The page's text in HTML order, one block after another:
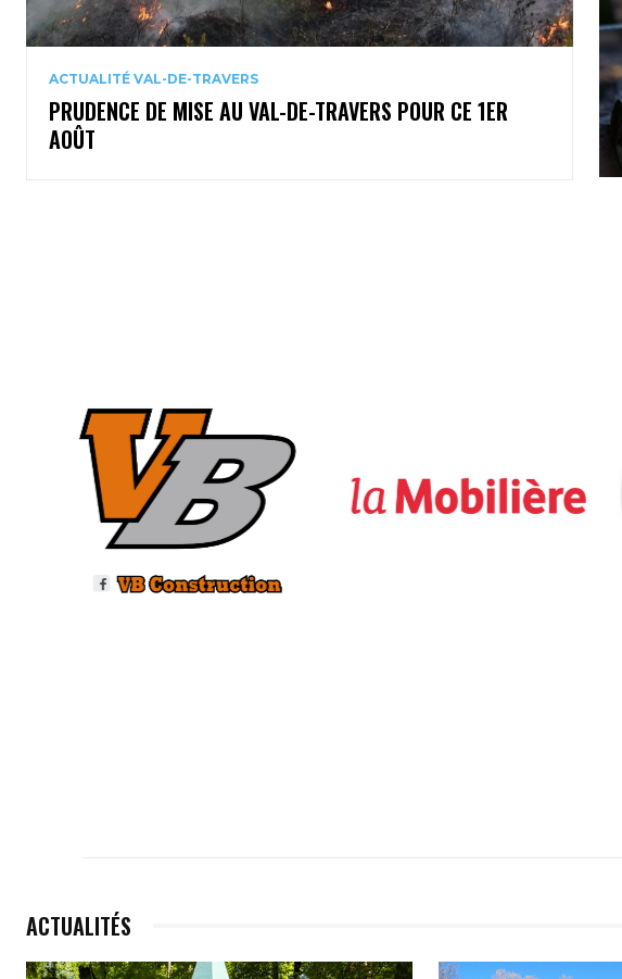
ACTUALITÉ VAL-DE-TRAVERS
PRUDENCE DE MISE AU VAL-DE-TRAVERS POUR CE 1ER
AOÛT
ACTUALITÉS